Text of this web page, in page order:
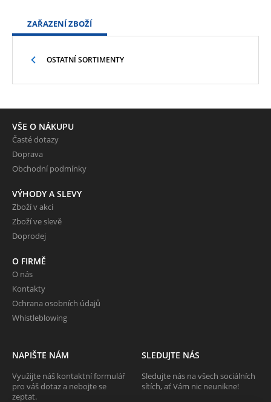
ZAŘAZENÍ ZBOŽÍ
OSTATNÍ SORTIMENTY
VŠE O NÁKUPU
Časté dotazy
Doprava
Obchodní podmínky
VÝHODY A SLEVY
Zboží v akci
Zboží ve slevě
Doprodej
O FIRMĚ
O nás
Kontakty
Ochrana osobních údajů
Whistleblowing
NAPIŠTE NÁM
Využijte náš kontaktní formulář
pro váš dotaz a nebojte se
zeptat.
SLEDUJTE NÁS
Sledujte nás na všech sociálních
sítích, ať Vám nic neunikne!